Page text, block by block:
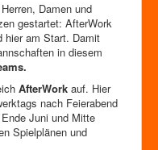
Damen und
gestartet: AfterWork
hier am Start. Damit
in diesem
AfterWork auf. Hier
nach Feierabend
Juni und Mitte
Spielplänen und